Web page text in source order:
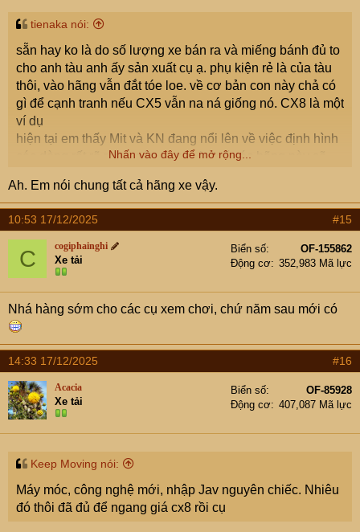
tienaka nói:
sẵn hay ko là do số lượng xe bán ra và miếng bánh đủ to
cho anh tàu anh ấy sản xuất cụ ạ. phụ kiện rẻ là của tàu
thôi, vào hãng vẫn đắt tóe loe. về cơ bản con này chả có
gì để cạnh tranh nếu CX5 vẫn na ná giống nó. CX8 là một
ví dụ
hiện tại em thấy Mit và KN đang nổi lên về việc định hình
các dòng rất rõ ràng, nên tương lai số các hãng này sẽ
Nhấn vào đây để mở rộng...
Ah. Em nói chung tất cả hãng xe vậy.
10:53 17/12/2025 #15
C cogiphainghi
Xe tải
Biển số
OF-155862
Động cơ
352,983 Mã lực
Nhá hàng sớm cho các cụ xem chơi, chứ năm sau mới có
14:33 17/12/2025 #16
Acacia
Xe tải
Biển số
OF-85928
Động cơ
407,087 Mã lực
Keep Moving nói:
Máy móc, công nghệ mới, nhập Jav nguyên chiếc. Nhiêu
đó thôi đã đủ để ngang giá cx8 rồi cụ